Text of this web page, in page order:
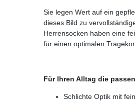
Sie legen Wert auf ein
dieses Bild zu
Herrensocken haben eine
für einen optimalen
Für Ihren Alltag die
Schlichte Optik mit